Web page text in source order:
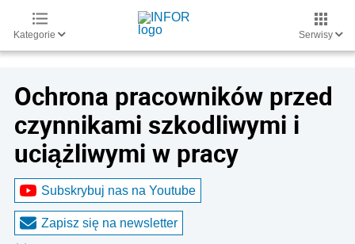
Kategorie Serwisy
Ochrona pracowników przed
czynnikami szkodliwymi i
uciążliwymi w pracy
Subskrybuj nas na Youtube
Zapisz się na newsletter